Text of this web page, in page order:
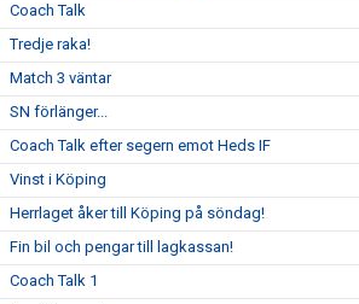
Coach Talk
Tredje raka!
Match 3 väntar
SN förlänger...
Coach Talk efter segern emot Heds IF
Vinst i Köping
Herrlaget åker till Köping på söndag!
Fin bil och pengar till lagkassan!
Coach Talk 1